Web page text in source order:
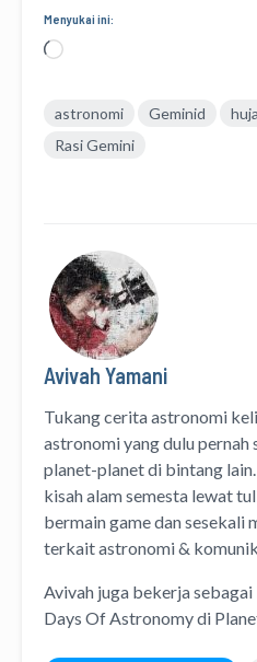
Menyukai ini:
Memuat...
astronomi Geminid
Rasi Gemini
Avivah Yamani
Tukang cerita astronomi
astronomiyang dulu
planet-planet di bintang
kisah alam semesta lewat
bermain game dan sesekali
terkait astronomi &
Avivah juga bekerja
Days Of Astronomydi